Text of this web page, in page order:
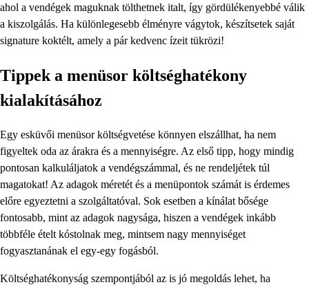
ahol a vendégek maguknak tölthetnek italt, így gördülékenyebbé válik
a kiszolgálás. Ha különlegesebb élményre vágytok, készítsetek saját
signature koktélt, amely a pár kedvenc ízeit tükrözi!
Tippek a menüsor költséghatékony
kialakításához
Egy esküvői menüsor költségvetése könnyen elszállhat, ha nem
figyeltek oda az árakra és a mennyiségre. Az első tipp, hogy mindig
pontosan kalkuláljatok a vendégszámmal, és ne rendeljétek túl
magatokat! Az adagok méretét és a menüpontok számát is érdemes
előre egyeztetni a szolgáltatóval. Sok esetben a kínálat bősége
fontosabb, mint az adagok nagysága, hiszen a vendégek inkább
többféle ételt kóstolnak meg, mintsem nagy mennyiséget
fogyasztanának el egy-egy fogásból.
Költséghatékonyság szempontjából az is jó megoldás lehet, ha